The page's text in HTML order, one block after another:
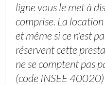
ligne vous le met à
comprise. La
et même si ce n’est
réservent cette
ne se comptent pas
(code INSEE